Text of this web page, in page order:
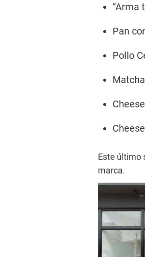
“Arma
Pan
Pollo
Este último
marca.